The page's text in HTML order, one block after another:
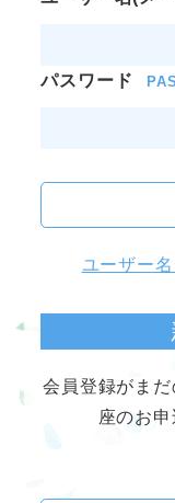
パスワード
ユーザー
会員登録がま
座のお